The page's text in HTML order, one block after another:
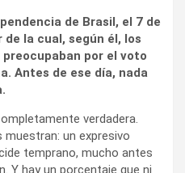
de Brasil, el 7 de
la cual, según él, los
por el voto
Antes de ese día, nada
verdadera.
un expresivo
temprano, mucho antes
Y hay un porcentaje que ni